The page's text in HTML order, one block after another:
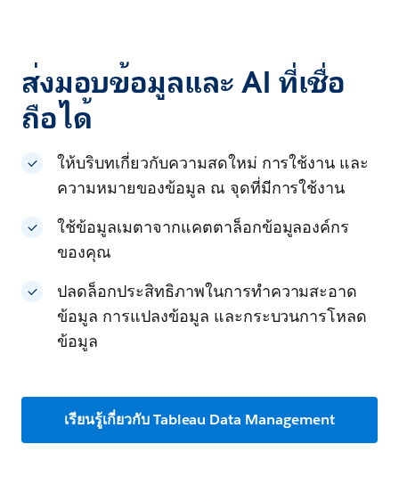
ส่งมอบข้อมูลและ AI ที่เชื่อ
ถือได้
ให้บริบทเกี่ยวกับความสดใหม่ การใช้งาน และ
ความหมายของข้อมูล ณ จุดที่มีการใช้งาน
ใช้ข้อมูลเมตาจากแคตตาล็อกข้อมูลองค์กร
ของคุณ
ปลดล็อกประสิทธิภาพในการทำความสะอาด
ข้อมูล การแปลงข้อมูล และกระบวนการโหลด
ข้อมูล
เรียนรู้เกี่ยวกับ Tableau Data Management